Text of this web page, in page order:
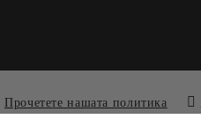
Прочетете нашата политика